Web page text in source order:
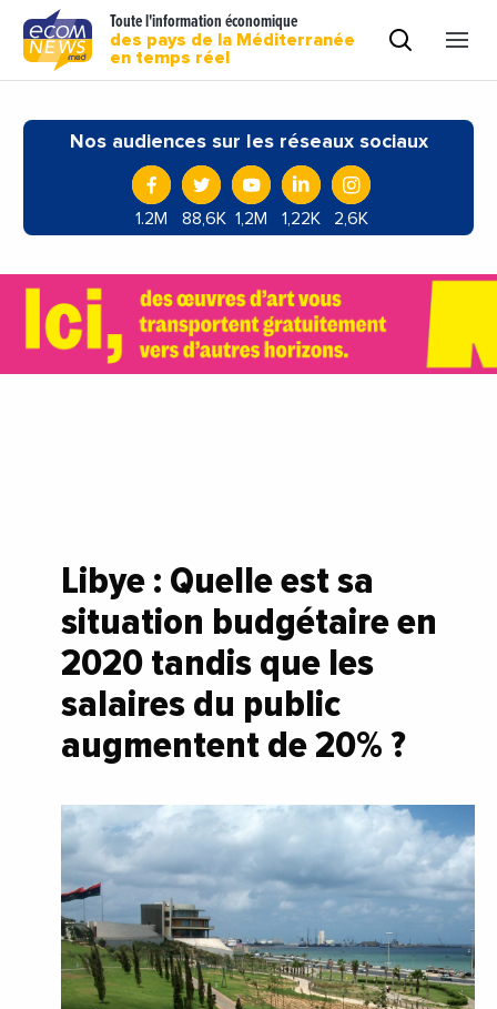
Toute l'information économique
des pays de la Méditerranée
en temps réel
Nos audiences sur les réseaux sociaux
1.2M 88,6K 1,2M 1,22K 2,6K
Libye : Quelle est sa
situation budgétaire en
2020 tandis que les
salaires du public
augmentent de 20% ?